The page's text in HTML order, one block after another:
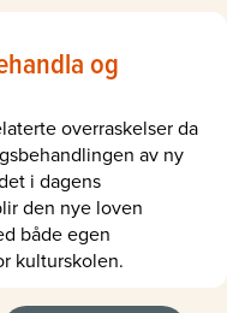
og
overraskelser da
av ny
i dagens
den nye loven
både egen
kulturskolen.